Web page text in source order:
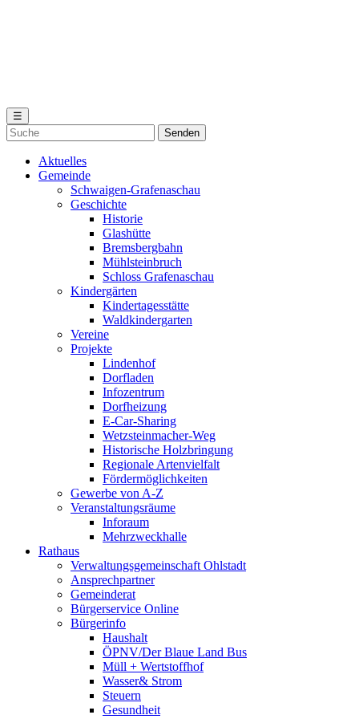
☰
Aktuelles
Gemeinde
Schwaigen-Grafenaschau
Geschichte
Historie
Glashütte
Bremsbergbahn
Mühlsteinbruch
Schloss Grafenaschau
Kindergärten
Kindertagesstätte
Waldkindergarten
Vereine
Projekte
Lindenhof
Dorfladen
Infozentrum
Dorfheizung
E-Car-Sharing
Wetzsteinmacher-Weg
Historische Holzbringung
Regionale Artenvielfalt
Fördermöglichkeiten
Gewerbe von A-Z
Veranstaltungsräume
Inforaum
Mehrzweckhalle
Rathaus
Verwaltungsgemeinschaft Ohlstadt
Ansprechpartner
Gemeinderat
Bürgerservice Online
Bürgerinfo
Haushalt
ÖPNV/Der Blaue Land Bus
Müll + Wertstoffhof
Wasser& Strom
Steuern
Gesundheit